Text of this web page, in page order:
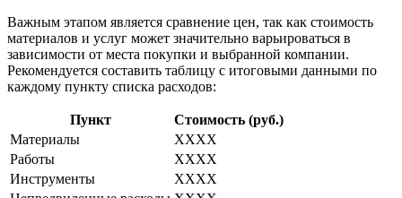
Важным этапом является сравнение цен, так как стоимость
материалов и услуг может значительно варьироваться в
зависимости от места покупки и выбранной компании.
Рекомендуется составить таблицу с итоговыми данными по
каждому пункту списка расходов:
Пункт
Стоимость (руб.)
Материалы
XXXX
Работы
XXXX
Инструменты
XXXX